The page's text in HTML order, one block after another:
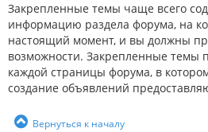
Закрепленные темы чаще всего
информацию раздела форума, на
настоящий момент, и вы должны
возможности. Закрепленные темы
каждой страницы форума, в
создание объявлений
Вернуться к началу